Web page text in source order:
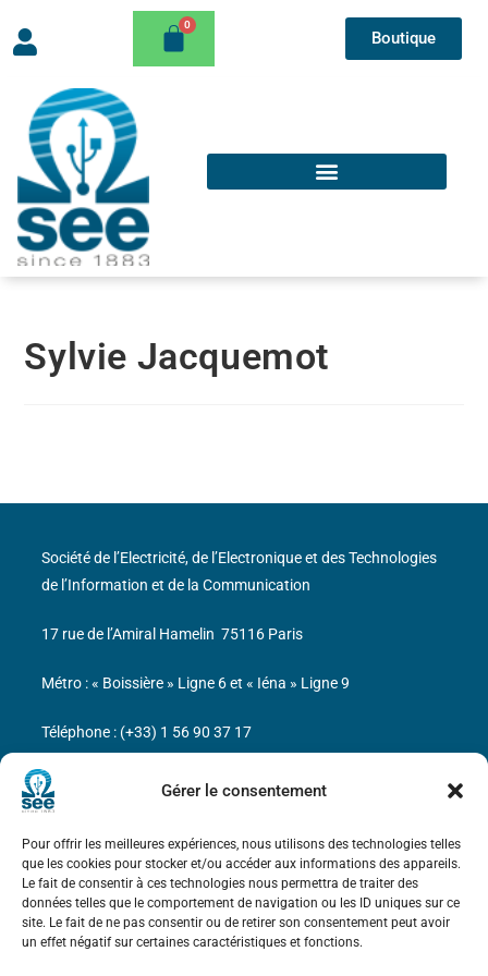
Gérer le consentement
Pour offrir les meilleures expériences, nous utilisons des technologies telles
que les cookies pour stocker et/ou accéder aux informations des appareils.
Le fait de consentir à ces technologies nous permettra de traiter des
données telles que le comportement de navigation ou les ID uniques sur ce
site. Le fait de ne pas consentir ou de retirer son consentement peut avoir
un effet négatif sur certaines caractéristiques et fonctions.
Boutique
Sylvie Jacquemot
Bicentenaire des découvertes d’André-
Marie Ampère
Mentions légales
Société de l’Electricité, de l’Electronique et des Technologies
de l’Information et de la Communication
17 rue de l’Amiral Hamelin 75116 Paris
Métro : « Boissière » Ligne 6 et « Iéna » Ligne 9
Téléphone : (+33) 1 56 90 37 17
N° de SIREN : 785 393 232, Code APE : 9412Z TVA intra-
communautaire : FR44 785 393 232